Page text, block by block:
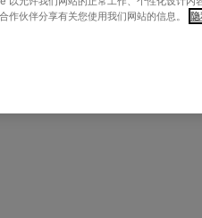
作伙伴分享有关您使用我们网站的信息。